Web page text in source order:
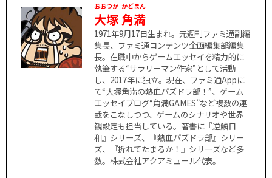
大塚
おおつか
角満
かどまん
1971年9月17日生まれ。元週刊ファミ通副編
集長、ファミ通コンテンツ企画編集部編集
長。在職中からゲームエッセイを精力的に
執筆する“サラリーマン作家”として活動
し、2017年に独立。現在、ファミ通Appに
て“大塚角満の熱血パズドラ部！”、ゲーム
エッセイブログ“角満GAMES”など複数の連
載をこなしつつ、ゲームのシナリオや世界
観設定も担当している。著書に『逆鱗日
和』シリーズ、『熱血パズドラ部』シリー
ズ、『折れてたまるか！』シリーズなど多
数。株式会社アクアミュール代表。